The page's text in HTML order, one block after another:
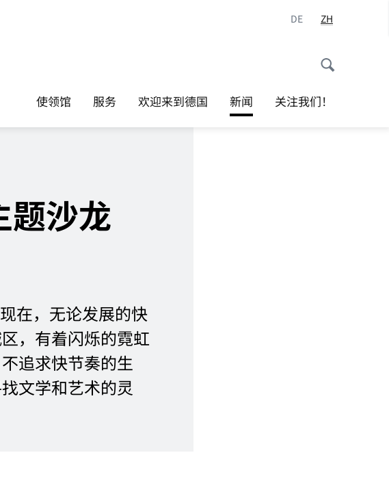
DE ZH
使领馆 服务 欢迎来到德国 新闻 关注我们！
沙龙
在，无论发展的快
，有着闪烁的霓虹
追求快节奏的生
文学和艺术的灵